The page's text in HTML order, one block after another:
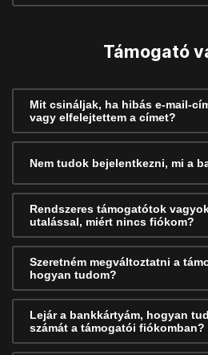
Támogató
Mit csináljak, ha hibás e-mail-
vagy elfelejtettem a címet?
Nem tudok bejelentkezni, mi a
Rendszeres támogatótok
utalással, miért nincs fiókom?
Szeretném megváltoztatni a
hogyan tudom?
Lejár a bankkártyám, hogyan
számát a támogatói fiókomban?